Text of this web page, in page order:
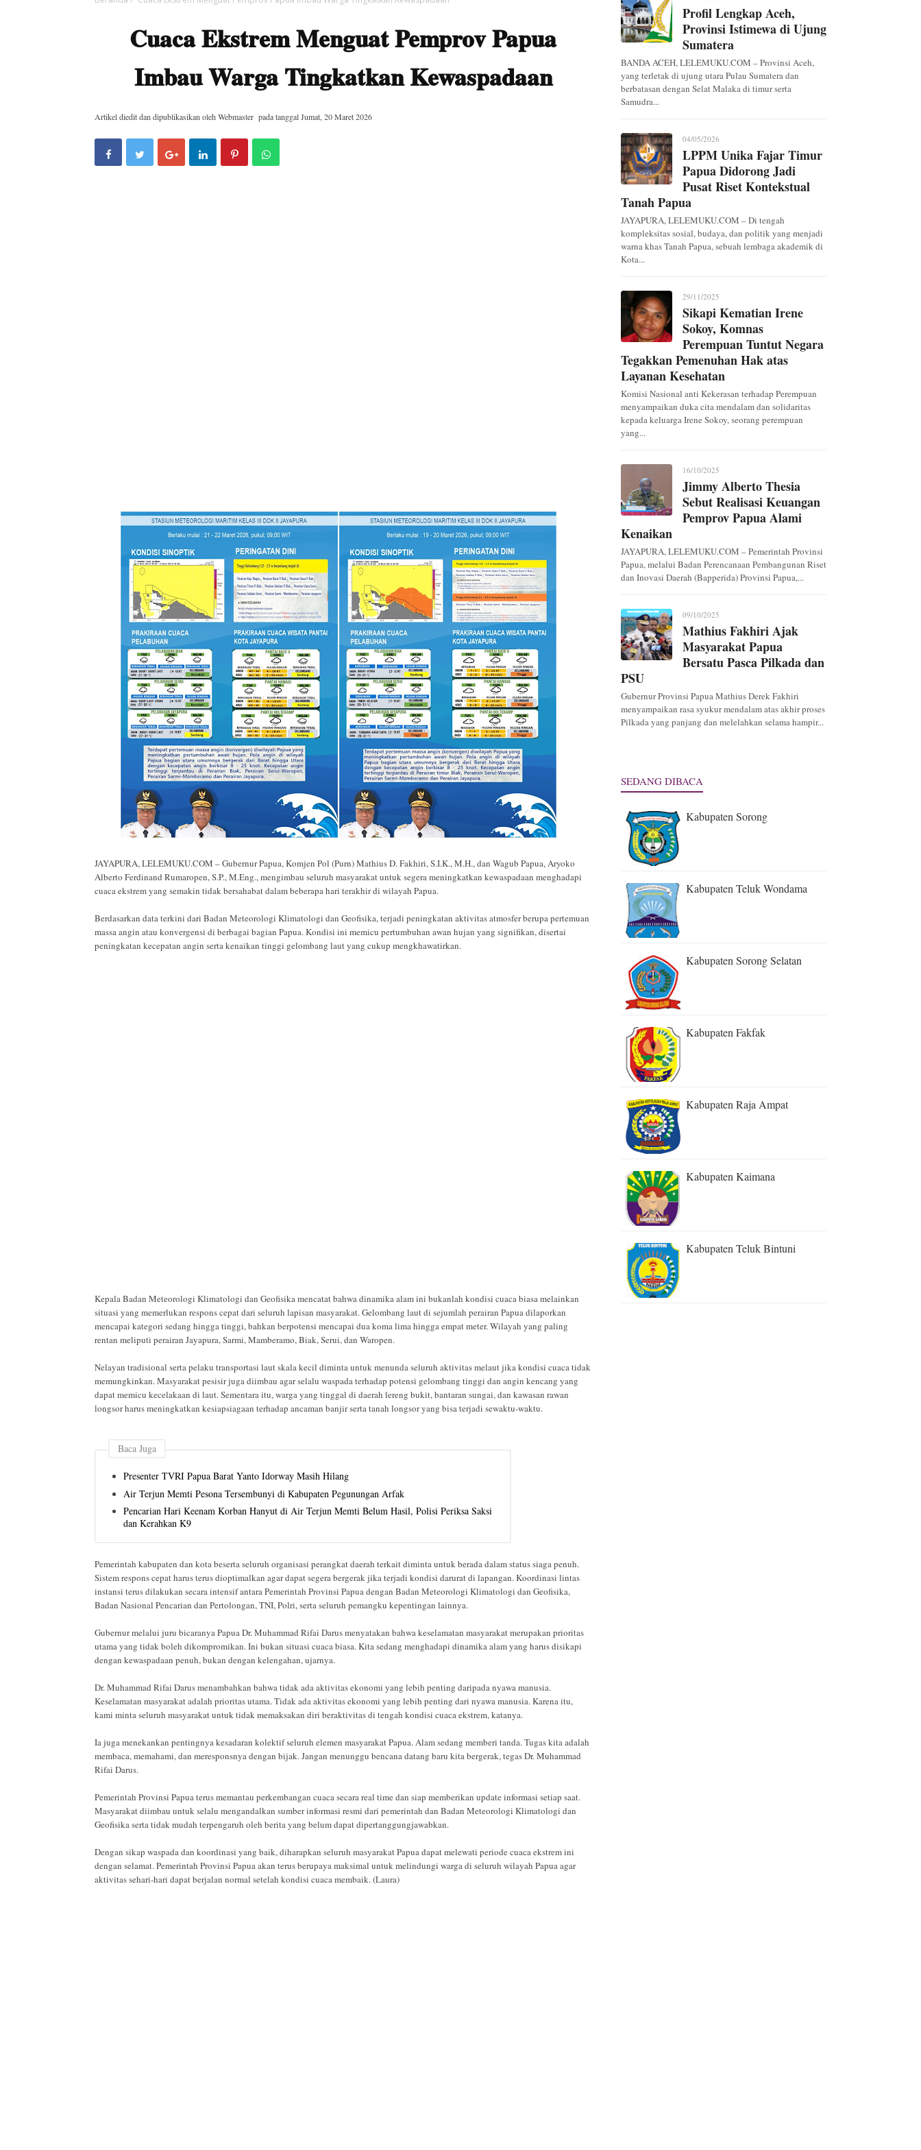
Cuaca Ekstrem Menguat Pemprov Papua
Imbau Warga Tingkatkan Kewaspadaan
Artikel diedit dan dipublikasikan oleh Webmaster pada tanggalJumat, 20 Maret 2026
JAYAPURA, LELEMUKU.COM – Gubernur Papua, Komjen Pol (Purn) Mathius D. Fakhiri, S.I.K., M.H., dan Wagub Papua, Aryoko
Alberto Ferdinand Rumaropen, S.P., M.Eng., mengimbau seluruh masyarakat untuk segera meningkatkan kewaspadaan menghadapi
cuaca ekstrem yang semakin tidak bersahabat dalam beberapa hari terakhir di wilayah Papua.
Berdasarkan data terkini dari Badan Meteorologi Klimatologi dan Geofisika, terjadi peningkatan aktivitas atmosfer berupa pertemuan
massa angin atau konvergensi di berbagai bagian Papua. Kondisi ini memicu pertumbuhan awan hujan yang signifikan, disertai
peningkatan kecepatan angin serta kenaikan tinggi gelombang laut yang cukup mengkhawatirkan.
Kepala Badan Meteorologi Klimatologi dan Geofisika mencatat bahwa dinamika alam ini bukanlah kondisi cuaca biasa melainkan
situasi yang memerlukan respons cepat dari seluruh lapisan masyarakat. Gelombang laut di sejumlah perairan Papua dilaporkan
mencapai kategori sedang hingga tinggi, bahkan berpotensi mencapai dua koma lima hingga empat meter. Wilayah yang paling
rentan meliputi perairan Jayapura, Sarmi, Mamberamo, Biak, Serui, dan Waropen.
Nelayan tradisional serta pelaku transportasi laut skala kecil diminta untuk menunda seluruh aktivitas melaut jika kondisi cuaca tidak
memungkinkan. Masyarakat pesisir juga diimbau agar selalu waspada terhadap potensi gelombang tinggi dan angin kencang yang
dapat memicu kecelakaan di laut. Sementara itu, warga yang tinggal di daerah lereng bukit, bantaran sungai, dan kawasan rawan
longsor harus meningkatkan kesiapsiagaan terhadap ancaman banjir serta tanah longsor yang bisa terjadi sewaktu-waktu.
Baca Juga
Presenter TVRI Papua Barat Yanto Idorway Masih Hilang
Air Terjun Memti Pesona Tersembunyi di Kabupaten Pegunungan Arfak
Pencarian Hari Keenam Korban Hanyut di Air Terjun Memti Belum Hasil, Polisi Periksa Saksi
dan Kerahkan K9
Pemerintah kabupaten dan kota beserta seluruh organisasi perangkat daerah terkait diminta untuk berada dalam status siaga penuh.
Sistem respons cepat harus terus dioptimalkan agar dapat segera bergerak jika terjadi kondisi darurat di lapangan. Koordinasi lintas
instansi terus dilakukan secara intensif antara Pemerintah Provinsi Papua dengan Badan Meteorologi Klimatologi dan Geofisika,
Badan Nasional Pencarian dan Pertolongan, TNI, Polri, serta seluruh pemangku kepentingan lainnya.
Gubernur melalui juru bicaranya Papua Dr. Muhammad Rifai Darus menyatakan bahwa keselamatan masyarakat merupakan prioritas
utama yang tidak boleh dikompromikan. Ini bukan situasi cuaca biasa. Kita sedang menghadapi dinamika alam yang harus disikapi
dengan kewaspadaan penuh, bukan dengan kelengahan, ujarnya.
Dr. Muhammad Rifai Darus menambahkan bahwa tidak ada aktivitas ekonomi yang lebih penting daripada nyawa manusia.
Keselamatan masyarakat adalah prioritas utama. Tidak ada aktivitas ekonomi yang lebih penting dari nyawa manusia. Karena itu,
kami minta seluruh masyarakat untuk tidak memaksakan diri beraktivitas di tengah kondisi cuaca ekstrem, katanya.
Ia juga menekankan pentingnya kesadaran kolektif seluruh elemen masyarakat Papua. Alam sedang memberi tanda. Tugas kita adalah
membaca, memahami, dan meresponsnya dengan bijak. Jangan menunggu bencana datang baru kita bergerak, tegas Dr. Muhammad
Rifai Darus.
Pemerintah Provinsi Papua terus memantau perkembangan cuaca secara real time dan siap memberikan update informasi setiap saat.
Masyarakat diimbau untuk selalu mengandalkan sumber informasi resmi dari pemerintah dan Badan Meteorologi Klimatologi dan
Geofisika serta tidak mudah terpengaruh oleh berita yang belum dapat dipertanggungjawabkan.
Dengan sikap waspada dan koordinasi yang baik, diharapkan seluruh masyarakat Papua dapat melewati periode cuaca ekstrem ini
dengan selamat. Pemerintah Provinsi Papua akan terus berupaya maksimal untuk melindungi warga di seluruh wilayah Papua agar
aktivitas sehari-hari dapat berjalan normal setelah kondisi cuaca membaik. (Laura)
Profil Lengkap Aceh,
Provinsi Istimewa di Ujung
Sumatera
BANDA ACEH, LELEMUKU.COM – Provinsi Aceh,
yang terletak di ujung utara Pulau Sumatera dan
berbatasan dengan Selat Malaka di timur serta
Samudra...
04/05/2026
LPPM Unika Fajar Timur
Papua Didorong Jadi
Pusat Riset Kontekstual
Tanah Papua
JAYAPURA, LELEMUKU.COM – Di tengah
kompleksitas sosial, budaya, dan politik yang menjadi
warna khas Tanah Papua, sebuah lembaga akademik di
Kota...
29/11/2025
Sikapi Kematian Irene
Sokoy, Komnas
Perempuan Tuntut Negara
Tegakkan Pemenuhan Hak atas
Layanan Kesehatan
Komisi Nasional anti Kekerasan terhadap Perempuan
menyampaikan duka cita mendalam dan solidaritas
kepada keluarga Irene Sokoy, seorang perempuan
yang...
16/10/2025
Jimmy Alberto Thesia
Sebut Realisasi Keuangan
Pemprov Papua Alami
Kenaikan
JAYAPURA, LELEMUKU.COM – Pemerintah Provinsi
Papua, melalui Badan Perencanaan Pembangunan Riset
dan Inovasi Daerah (Bapperida) Provinsi Papua,...
09/10/2025
Mathius Fakhiri Ajak
Masyarakat Papua
Bersatu Pasca Pilkada dan
PSU
Gubernur Provinsi Papua Mathius Derek Fakhiri
menyampaikan rasa syukur mendalam atas akhir proses
Pilkada yang panjang dan melelahkan selama hampir...
SEDANG DIBACA
Kabupaten Sorong
Kabupaten Teluk Wondama
Kabupaten Sorong Selatan
Kabupaten Fakfak
Kabupaten Raja Ampat
Kabupaten Kaimana
Kabupaten Teluk Bintuni